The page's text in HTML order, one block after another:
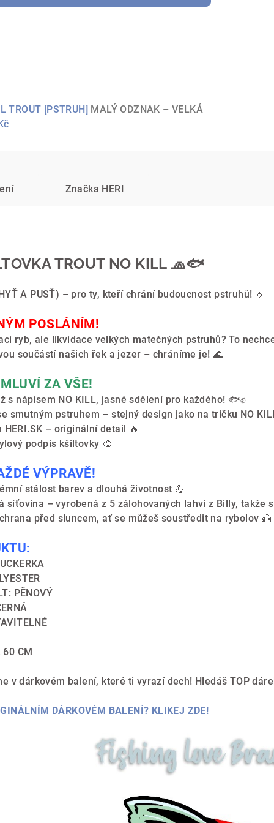
TROUT [PSTRUH] MALÝ ODZNAK – VELKÁ
Značka HERI
TROUT NO KILL 🧢🐟
A PUSŤ) – pro ty, kteří chrání budoucnost pstruhů! 🔹
POSLÁNÍM!
ryb, ale likvidace velkých matečných pstruhů? To
součástí našich řek a jezer – chráníme je! 🌊
ZA VŠE!
nápisem NO KILL, jasné sdělení pro každého! 🐟✊
smutným pstruhem – stejný design jako na tričku NO
– originální detail 🔥
podpis kšiltovky 🎨
VÝPRAVĚ!
stálost barev a dlouhá životnost 💪
síťovina – vyrobená z 5 zálohovaných lahví z Billy, takže
před sluncem, ať se můžeš soustředit na rybolov 🎣
PĚNOVÝ
60 CM
v dárkovém balení, které ti vyrazí dech! Hledáš TOP
DÁRKOVÉM BALENÍ? KLIKEJ ZDE!